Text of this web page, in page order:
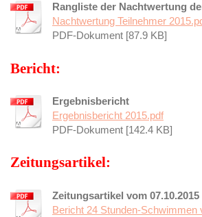
Rangliste der Nachtwertung
Nachtwertung Teilnehmer
PDF-Dokument [87.9 KB]
Bericht:
Ergebnisbericht
Ergebnisbericht 2015.pdf
PDF-Dokument [142.4 KB]
Zeitungsartikel:
Zeitungsartikel vom 07.10.2015
Bericht 24 Stunden-Schwimmen